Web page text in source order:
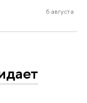
6 августа